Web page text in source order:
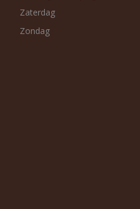
Zaterdag
Zondag